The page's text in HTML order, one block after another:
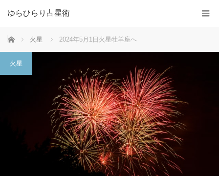
ゆらひらり占星術
ホーム 火星 2024年5月1日火星牡羊座へ
火星